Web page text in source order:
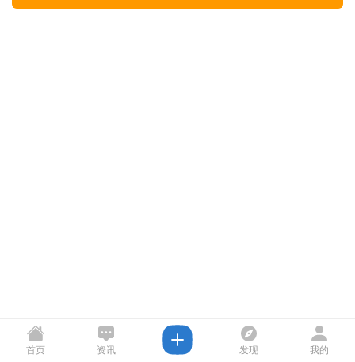
首页 资讯 发现 我的